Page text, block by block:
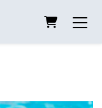
Warenkorb